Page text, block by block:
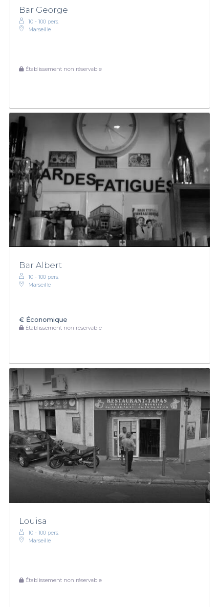
Bar George
10 - 100 pers.
Marseille
Établissement non réservable
Bar Albert
10 - 100 pers.
Marseille
€ Économique
Établissement non réservable
Louisa
10 - 100 pers.
Marseille
Établissement non réservable